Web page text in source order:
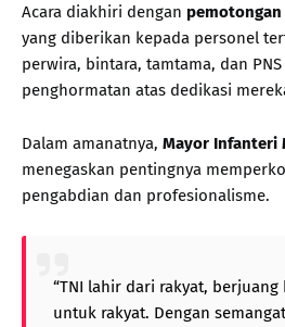
Acara diakhiri dengan
yang diberikan kepada personel
perwira, bintara, tamtama, dan
penghormatan atas dedikasi
Dalam amanatnya, Mayor Infanteri
menegaskan pentingnya
pengabdian dan profesionalisme.
“TNI lahir dari rakyat, berjuang
untuk rakyat. Dengan